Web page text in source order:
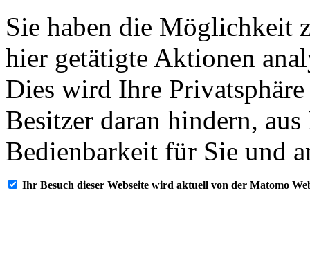
Sie haben die Möglichkeit
hier getätigte Aktionen
Dies wird Ihre
Besitzer daran hindern,
Bedienbarkeit für Sie und
Ihr Besuch dieser Webseite wird aktuell von der Matomo